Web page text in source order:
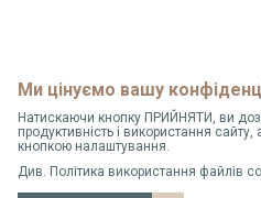
Ми цінуємо вашу
Натискаючи кнопку ПРИЙНЯТИ, ви
продуктивність і використання
кнопкою налаштування.
Див. Політика використання файлів